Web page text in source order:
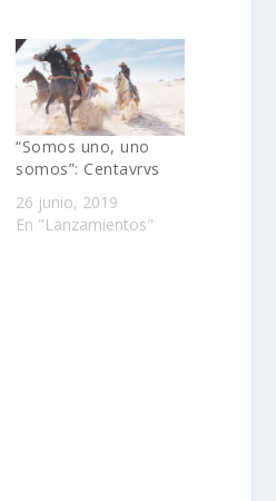
“Somos uno, uno
somos”: Centavrvs
26 junio, 2019
En "Lanzamientos"